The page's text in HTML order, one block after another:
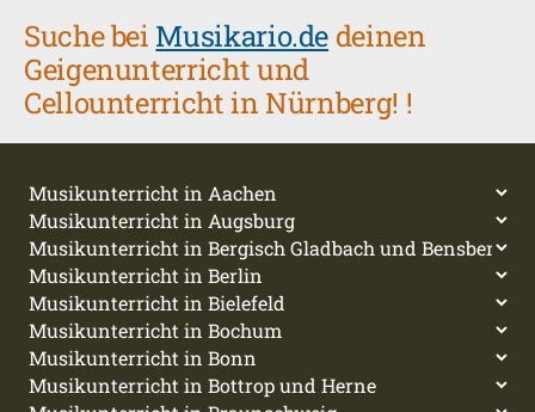
Suche bei Musikario.de deinen
Geigenunterricht und
Cellounterricht in Nürnberg! !